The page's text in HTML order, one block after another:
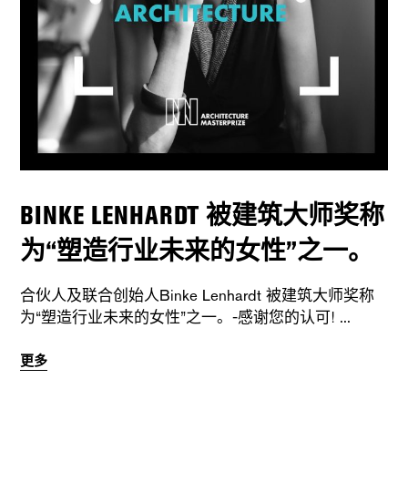
BINKE LENHARDT 被建筑大师奖称
为“塑造行业未来的女性”之一。
合伙人及联合创始人Binke Lenhardt 被建筑大师奖称
为“塑造行业未来的女性”之一。-感谢您的认可!
更多